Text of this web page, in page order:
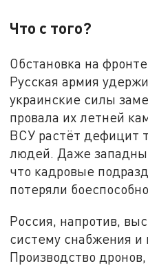
Что с того?
Обстановка на
Русская армия
украинские силы
провала их летней
ВСУ растёт дефицит
людей. Даже
что кадровые
потеряли
Россия, напротив,
систему снабжения и
Производство